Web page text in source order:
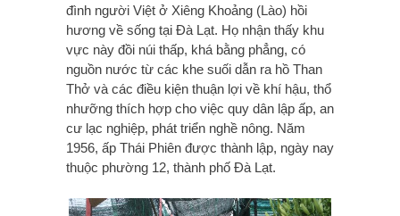
đình người Việt ở Xiêng Khoảng (Lào) hồi
hương về sống tại Đà Lạt. Họ nhận thấy khu
vực này đồi núi thấp, khá bằng phẳng, có
nguồn nước từ các khe suối dẫn ra hồ Than
Thở và các điều kiện thuận lợi về khí hậu, thổ
nhưỡng thích hợp cho việc quy dân lập ấp, an
cư lạc nghiệp, phát triển nghề nông. Năm
1956, ấp Thái Phiên được thành lập, ngày nay
thuộc phường 12, thành phố Đà Lạt.